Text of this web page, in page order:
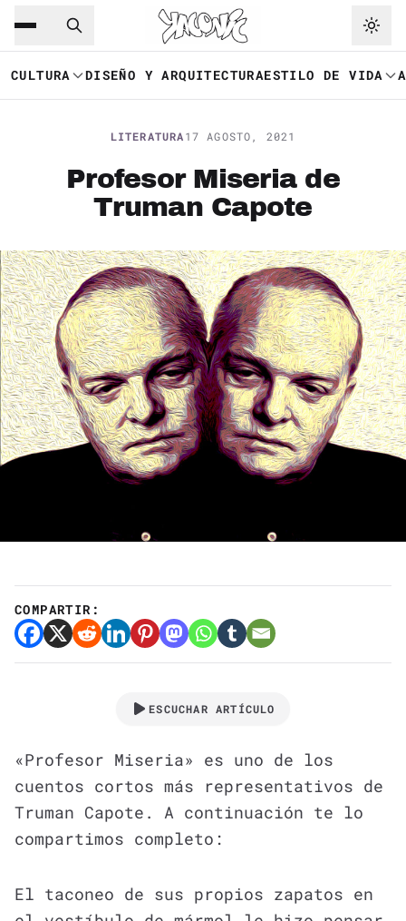
Saltar al contenido principal
CULTURA DISEÑO Y ARQUITECTURAESTILO DE VIDA
LITERATURA17 AGOSTO, 2021
Profesor Miseria de
Truman Capote
COMPARTIR:
ESCUCHAR ARTÍCULO
«Profesor Miseria» es uno de los
cuentos cortos más representativos de
Truman Capote. A continuación te lo
compartimos completo:
El taconeo de sus propios zapatos en